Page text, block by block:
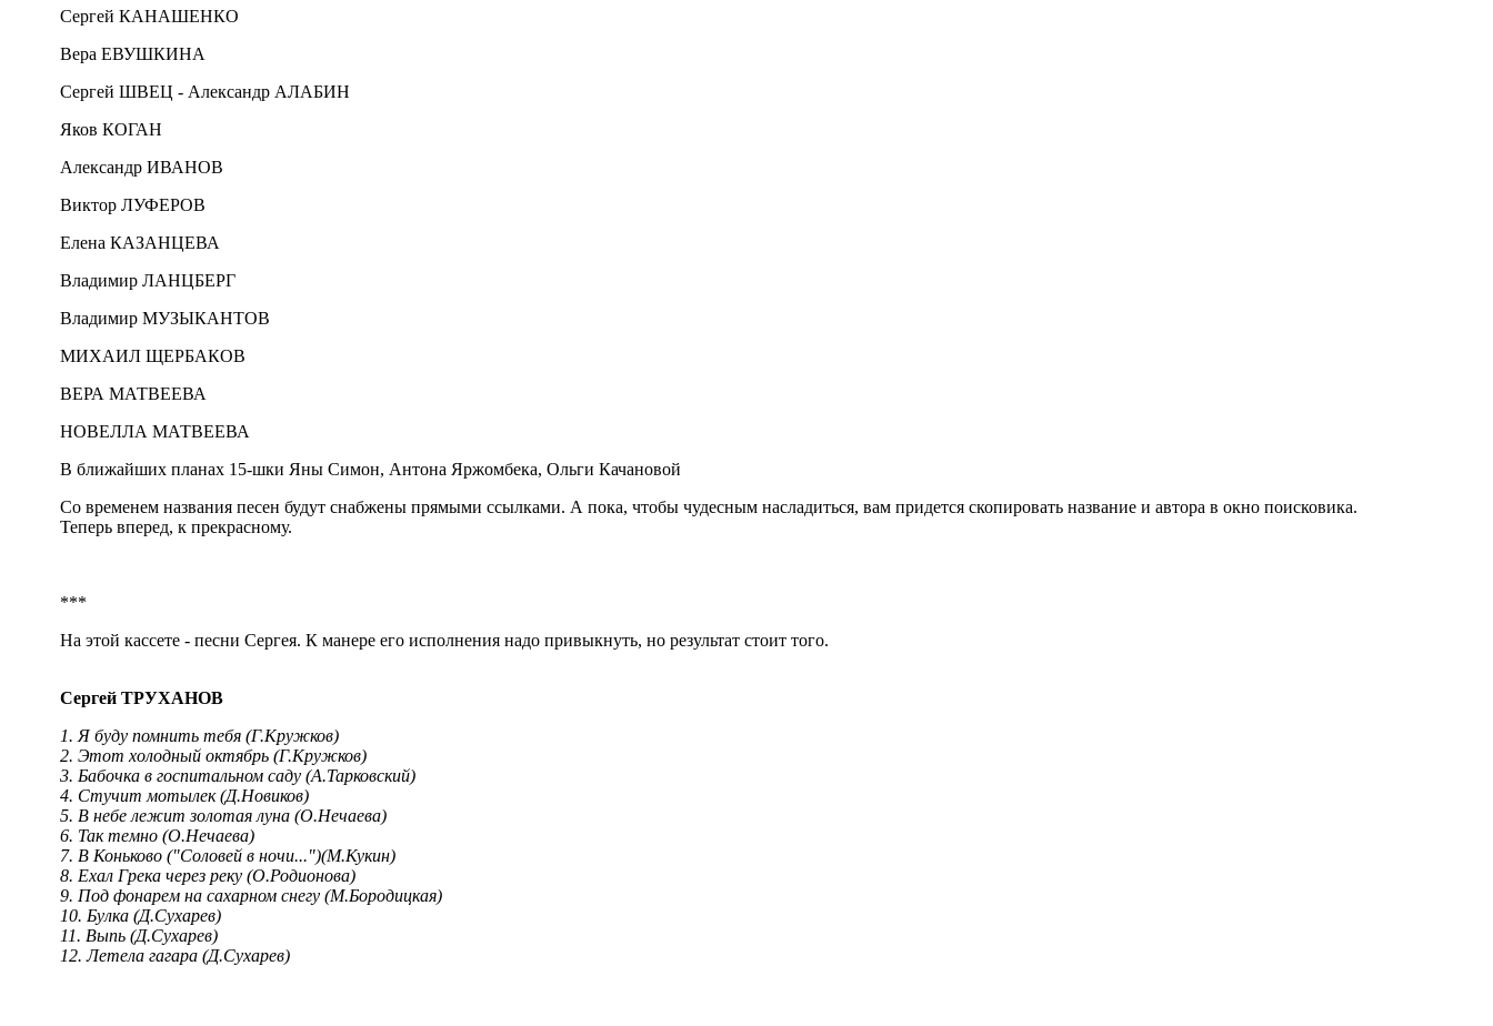
Сергей КАНАШЕНКО
Вера ЕВУШКИНА
Сергей ШВЕЦ - Александр АЛАБИН
Яков КОГАН
Александр ИВАНОВ
Виктор ЛУФЕРОВ
Елена КАЗАНЦЕВА
Владимир ЛАНЦБЕРГ
Владимир МУЗЫКАНТОВ
МИХАИЛ ЩЕРБАКОВ
ВЕРА МАТВЕЕВА
НОВЕЛЛА МАТВЕЕВА
В ближайших планах 15-шки Яны Симон, Антона Яржомбека, Ольги Качановой
Со временем названия песен будут снабжены прямыми ссылками. А пока, чтобы чудесным насладиться, вам придется скопировать название и автора в окно поисковика.
Теперь вперед, к прекрасному.
***
На этой кассете - песни Сергея. К манере его исполнения надо привыкнуть, но результат стоит того.
Сергей ТРУХАНОВ
1. Я буду помнить тебя (Г.Кружков)
2. Этот холодный октябрь (Г.Кружков)
3. Бабочка в госпитальном саду (А.Тарковский)
4. Стучит мотылек (Д.Новиков)
5. В небе лежит золотая луна (О.Нечаева)
6. Так темно (О.Нечаева)
7. В Коньково ("Соловей в ночи...")(М.Кукин)
8. Ехал Грека через реку (О.Родионова)
9. Под фонарем на сахарном снегу (М.Бородицкая)
10. Булка (Д.Сухарев)
11. Выпь (Д.Сухарев)
12. Летела гагара (Д.Сухарев)